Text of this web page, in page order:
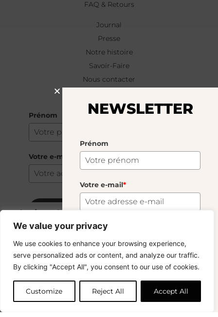
We value your privacy
We use cookies to enhance your browsing experience,
serve personalized ads or content, and analyze our traffic.
By clicking "Accept All", you consent to our use of cookies.
Customize Reject All Accept All
Red Wine Glass Dark Brown
FAQ & Retours
Journal
Presse
Notre histoire
Savoir-Faire
Nous contacter
Prénom
Votre e-mail
S'abonner
Copyright © 2024 – © La Soufflerie.
Toutes les créations, tous les designs et tous les contenus sont
protégés par le droit d’auteur et le droit des marques.
Photos non contractuelles.
NEWSLETTER
Prénom
Votre e-mail*
Vous voulez rester informé ? Inscrivez-vous